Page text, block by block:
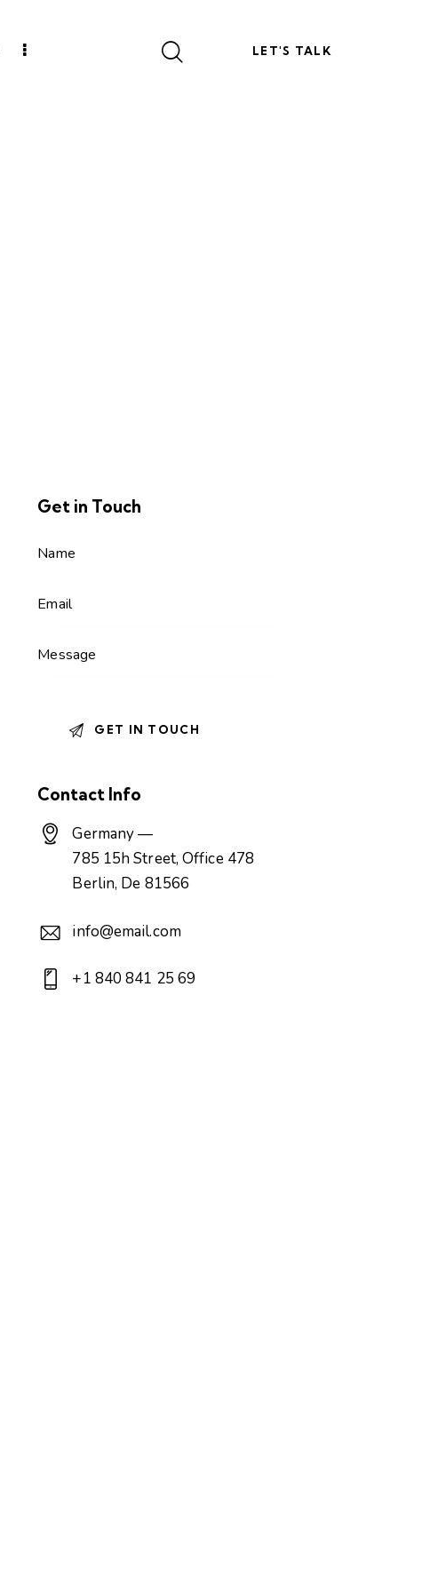
LET'S TALK
Get in Touch
Contact Info
Germany —
785 15h Street, Office 478
Berlin, De 81566
info@email.com
+1 840 841 25 69